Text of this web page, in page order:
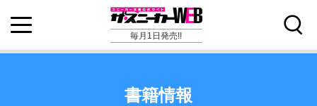
毎月1日発売!!
書籍情報